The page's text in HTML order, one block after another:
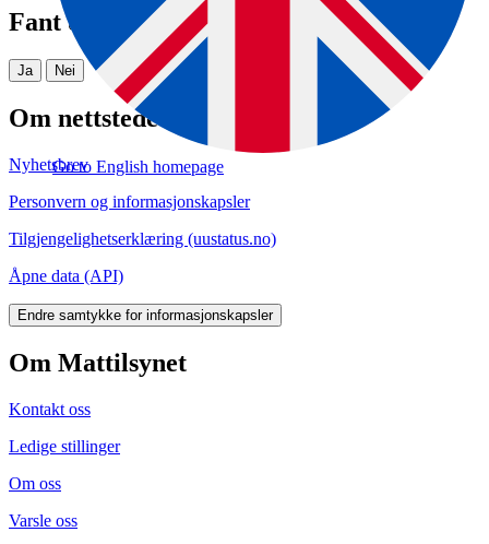
Go to English homepage
Fant du det du lette etter?
Ja Nei
Om nettstedet
Nyhetsbrev
Personvern og informasjonskapsler
Tilgjengelighetserklæring (uustatus.no)
Åpne data (API)
Endre samtykke for informasjonskapsler
Om Mattilsynet
Kontakt oss
Ledige stillinger
Om oss
Varsle oss